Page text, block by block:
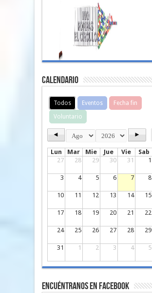
Calendario
Todos Eventos
Fecha fin
Voluntario
◄ ►
Lun Mar Mie Jue Vie Sab
27
28 29 30 31 1
3 4 5 6 7 8
10 11 12 13 14 15
17 18 19 20 21 22
24 25 26 27 28 29
31 1 2 3 4 5
Encuéntranos en Facebook